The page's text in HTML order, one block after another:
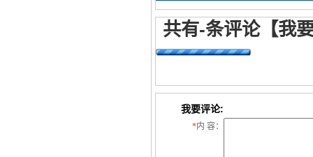
共有-条评论【我
我要评论:
*内 容：